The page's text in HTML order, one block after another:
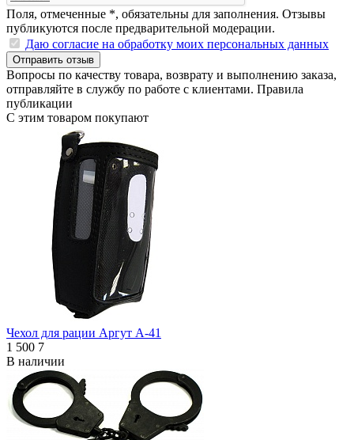
Поля, отмеченные *, обязательны для заполнения. Отзывы
публикуются после предварительной модерации.
Даю согласие на обработку моих персональных данных
Отправить отзыв
Вопросы по качеству товара, возврату и выполнению заказа,
отправляйте в службу по работе с клиентами. Правила
публикации
С этим товаром покупают
Чехол для рации Аргут А-41
1 500 7
В наличии